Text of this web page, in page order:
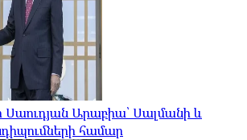
Սաուդյան Արաբիա՝ Սալմանի և
համար